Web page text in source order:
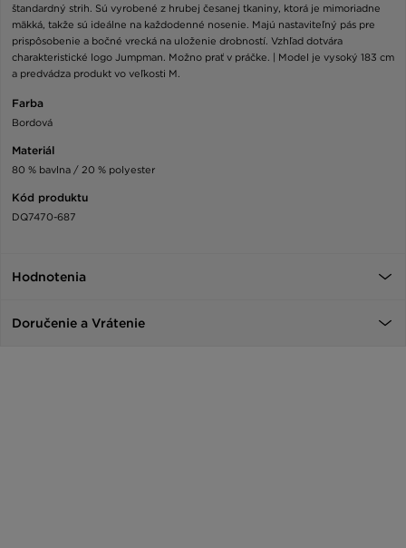
štandardný strih. Sú vyrobené z hrubej česanej tkaniny, ktorá je mimoriadne
mäkká, takže sú ideálne na každodenné nosenie. Majú nastaviteľný pás pre
prispôsobenie a bočné vrecká na uloženie drobností. Vzhľad dotvára
charakteristické logo Jumpman. Možno prať v práčke. | Model je vysoký 183 cm
a predvádza produkt vo veľkosti M.
Farba
Bordová
Materiál
80 % bavlna / 20 % polyester
Kód produktu
DQ7470-687
Hodnotenia
Doručenie a Vrátenie